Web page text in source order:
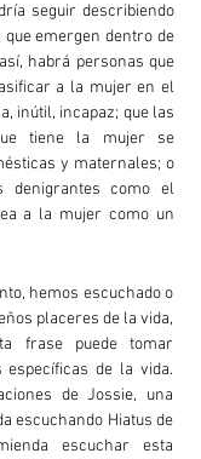
seguir describiendo
emergen dentro de
habrá personas que
a la mujer en el
inútil, incapaz; que las
tiene la mujer se
y maternales; o
denigrantes como el
a la mujer como un
hemos escuchado o
placeres de la vida,
frase puede tomar
específicas de la vida.
de Jossie, una
escuchando Hiatus de
escuchar esta